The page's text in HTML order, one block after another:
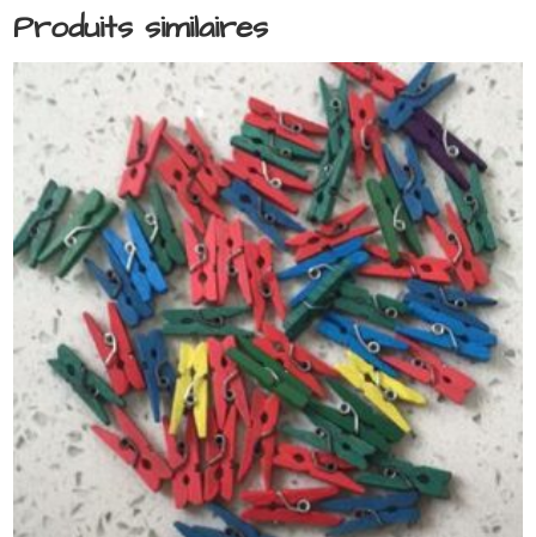
Produits similaires